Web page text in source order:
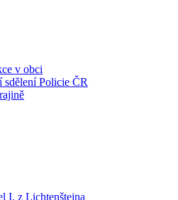
v obci
sdělení Policie ČR
I. z Lichtenštejna